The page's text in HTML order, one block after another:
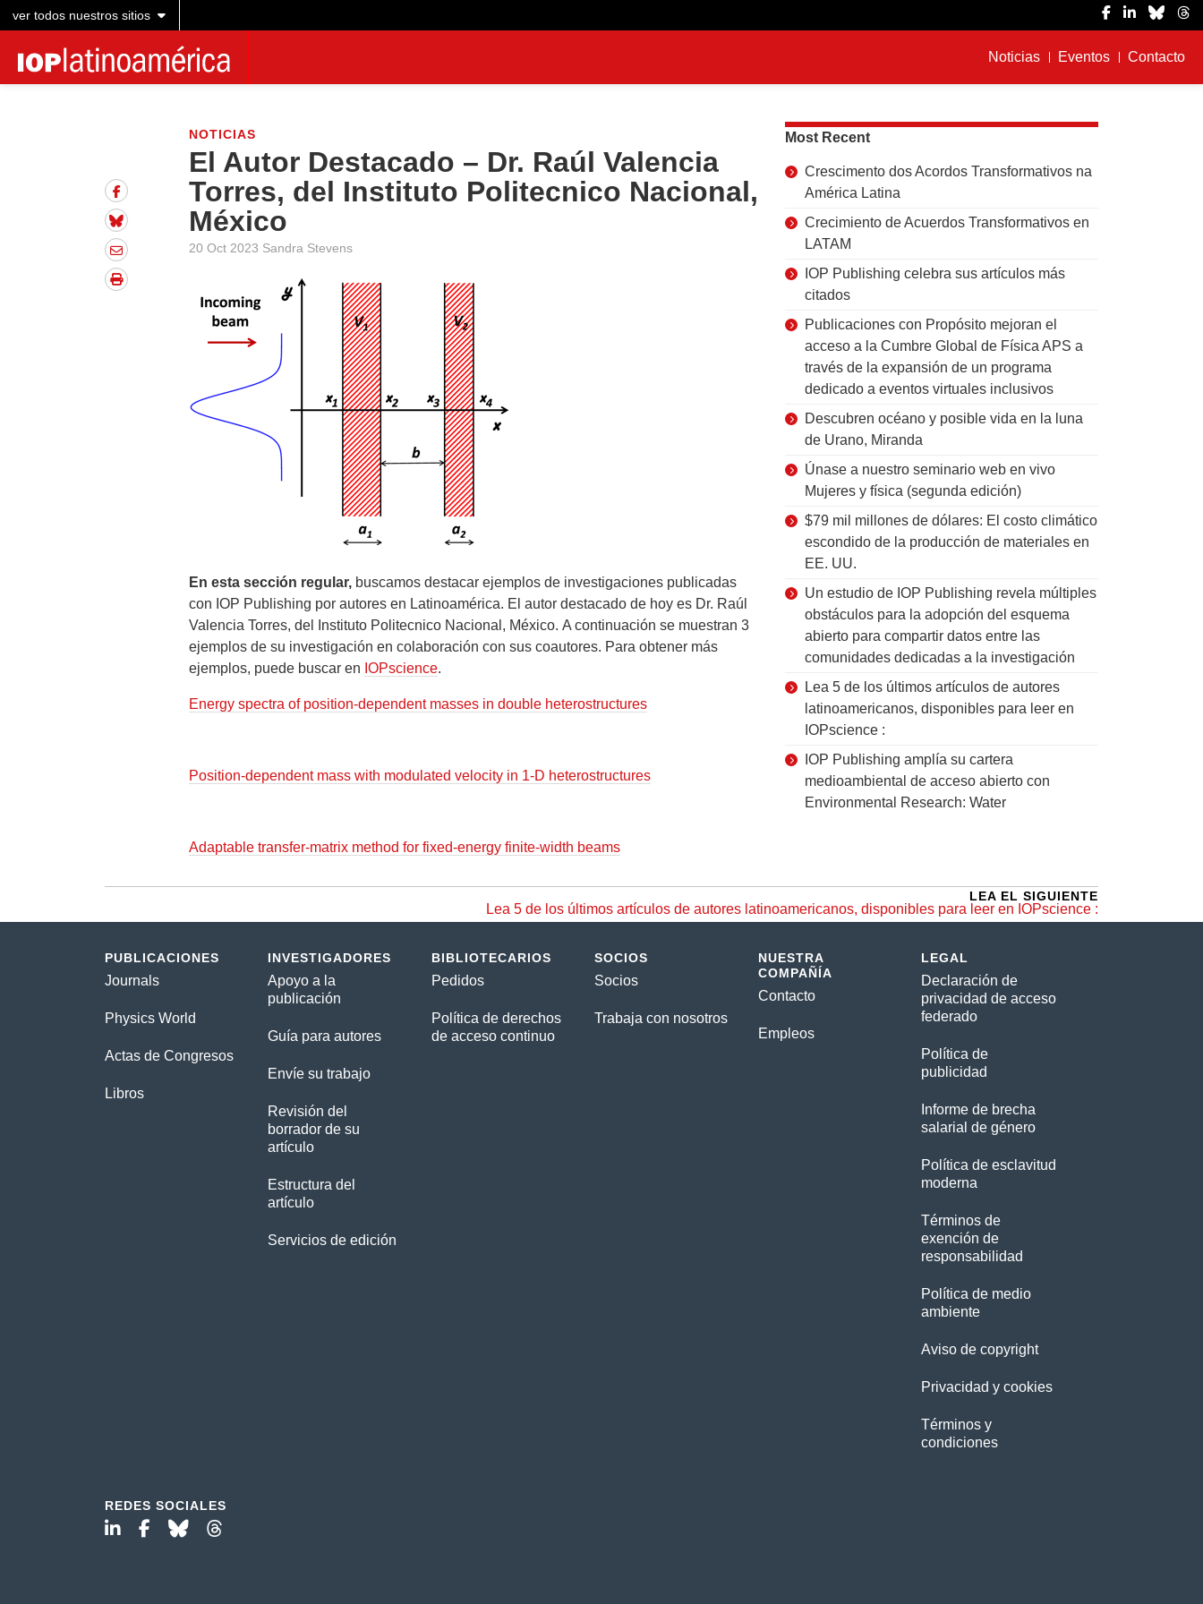
ver todos nuestros sitios
Noticias Eventos Contacto
NOTICIAS
El Autor Destacado – Dr. Raúl Valencia
Torres, del Instituto Politecnico Nacional,
México
20 Oct 2023 Sandra Stevens
En esta sección regular, buscamos destacar ejemplos de investigaciones publicadas
con IOP Publishing por autores en Latinoamérica. El autor destacado de hoy es Dr. Raúl
Valencia Torres, del Instituto Politecnico Nacional, México. A continuación se muestran 3
ejemplos de su investigación en colaboración con sus coautores. Para obtener más
ejemplos, puede buscar en IOPscience.
Energy spectra of position-dependent masses in double heterostructures
Position-dependent mass with modulated velocity in 1-D heterostructures
Adaptable transfer-matrix method for fixed-energy finite-width beams
Most Recent
Crescimento dos Acordos Transformativos na
América Latina
Crecimiento de Acuerdos Transformativos en
LATAM
IOP Publishing celebra sus artículos más
citados
Publicaciones con Propósito mejoran el
acceso a la Cumbre Global de Física APS a
través de la expansión de un programa
dedicado a eventos virtuales inclusivos
Descubren océano y posible vida en la luna
de Urano, Miranda
Únase a nuestro seminario web en vivo
Mujeres y física (segunda edición)
$79 mil millones de dólares: El costo climático
escondido de la producción de materiales en
EE. UU.
Un estudio de IOP Publishing revela múltiples
obstáculos para la adopción del esquema
abierto para compartir datos entre las
comunidades dedicadas a la investigación
Lea 5 de los últimos artículos de autores
latinoamericanos, disponibles para leer en
IOPscience :
IOP Publishing amplía su cartera
medioambiental de acceso abierto con
Environmental Research: Water
LEA EL SIGUIENTE
Lea 5 de los últimos artículos de autores latinoamericanos, disponibles para leer en IOPscience :
PUBLICACIONES
Journals
Physics World
Actas de Congresos
Libros
INVESTIGADORES
Apoyo a la
publicación
Guía para autores
Envíe su trabajo
Revisión del
borrador de su
artículo
Estructura del
artículo
Servicios de edición
BIBLIOTECARIOS
Pedidos
Política de derechos
de acceso continuo
SOCIOS
Socios
Trabaja con nosotros
NUESTRA
COMPAÑÍA
Contacto
Empleos
LEGAL
Declaración de
privacidad de acceso
federado
Política de
publicidad
Informe de brecha
salarial de género
Política de esclavitud
moderna
Términos de
exención de
responsabilidad
Política de medio
ambiente
Aviso de copyright
Privacidad y cookies
Términos y
condiciones
REDES SOCIALES